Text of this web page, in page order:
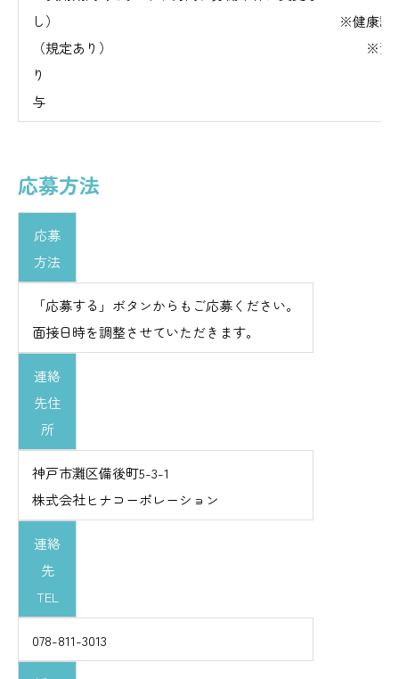
し） ※健康診断・インフルエ
（規定あり） ※資格取得補
り ※制
与
応募方法
応募
方法
「応募する」ボタンからもご応募ください。
面接日時を調整させていただきます。
連絡
先住
所
神戸市灘区備後町5-3-1
株式会社ヒナコーポレーション
連絡
先
TEL
078-811-3013